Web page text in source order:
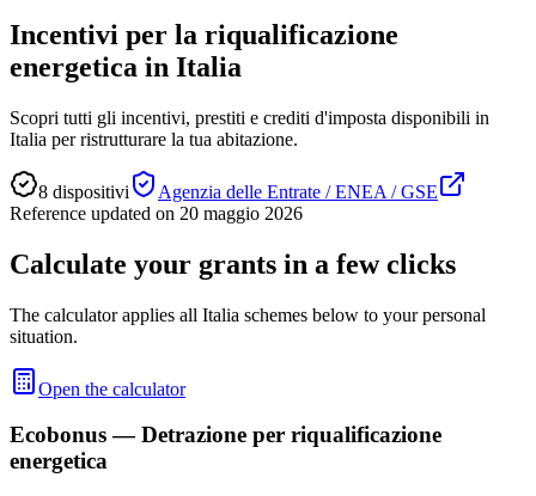
Incentivi per la riqualificazione
energetica in Italia
Scopri tutti gli incentivi, prestiti e crediti d'imposta disponibili in
Italia per ristrutturare la tua abitazione.
8 dispositivi
Agenzia delle Entrate / ENEA / GSE
Reference updated on 20 maggio 2026
Calculate your grants in a few clicks
The calculator applies all Italia schemes below to your personal
situation.
Open the calculator
Ecobonus — Detrazione per riqualificazione
energetica